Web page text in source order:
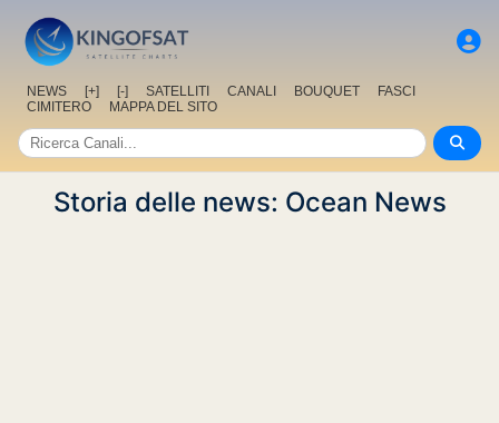
NEWS [+] [-] SATELLITI CANALI BOUQUET
FASCI
CIMITERO
MAPPA DEL SITO
Storia delle news: Ocean News